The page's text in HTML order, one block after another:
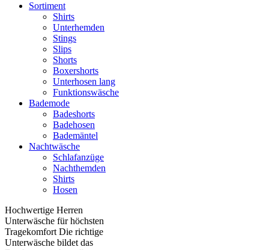
Sortiment
Shirts
Unterhemden
Stings
Slips
Shorts
Boxershorts
Unterhosen lang
Funktionswäsche
Bademode
Badeshorts
Badehosen
Bademäntel
Nachtwäsche
Schlafanzüge
Nachthemden
Shirts
Hosen
Hochwertige Herren
Unterwäsche für höchsten
Tragekomfort Die richtige
Unterwäsche bildet das